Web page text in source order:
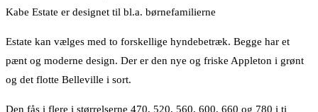
Kabe Estate er designet til bl.a. børnefamilierne
Estate kan vælges med to forskellige hyndebetræk. Begge har et
pænt og moderne design. Der er den nye og friske Appleton i grønt
og det flotte Belleville i sort.
Den fås i flere i størrelserne 470, 520, 560, 600, 660 og 780 i ti